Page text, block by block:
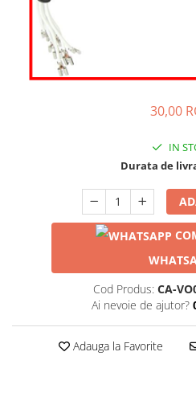
30,00
IN
Durata de
Cod Produs: CA-
Ai nevoie de ajutor?
Adauga la Favorite